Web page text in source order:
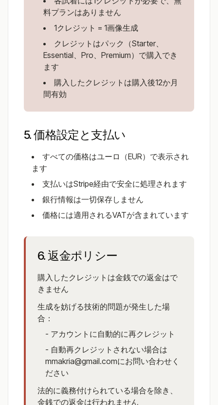
料プランはありません
1クレジット = 1画像生成
クレジットはパック（Starter、
Essential、Pro、Premium）で購入でき
ます
購入したクレジットは購入後12か月
間有効
5. 価格設定と支払い
すべての価格はユーロ（EUR）で表示され
ます
支払いはStripe経由で安全に処理されます
銀行情報は一切保存しません
価格には適用されるVATが含まれています
6. 返金ポリシー
購入したクレジットは金銭での返金はで
きません
生成を妨げる技術的問題が発生した場
合：
- アカウントに自動的に再クレジット
- 自動再クレジットされない場合は
mmakria@gmail.comにお問い合わせく
ださい
法的に義務付けられている場合を除き、
金銭での返金は行われません